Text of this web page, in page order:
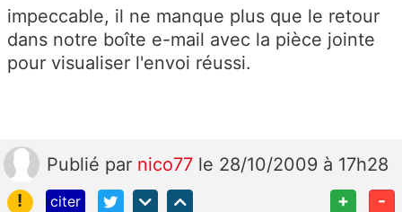
impeccable, il ne manque plus que le retour
dans notre boîte e-mail avec la pièce jointe
pour visualiser l'envoi réussi.
Publié par nico77 le 28/10/2009 à 17h28
!
citer + -